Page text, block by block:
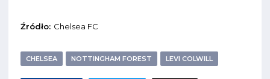
Źródło: Chelsea FC
CHELSEA NOTTINGHAM FOREST LEVI COLWILL